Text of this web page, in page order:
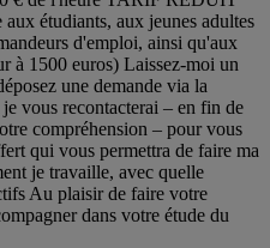
étudiants, aux jeunes adultes
d'emploi, ainsi qu'aux
à 1500 euros) Laissez-moi un
une demande via la
vous recontacterai – en fin de
compréhension – pour vous
qui vous permettra de faire ma
je travaille, avec quelle
Au plaisir de faire votre
dans votre étude du